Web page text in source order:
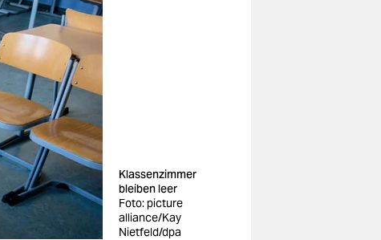
Klassenzimmer
bleiben leer
Foto: picture
alliance/Kay
Nietfeld/dpa